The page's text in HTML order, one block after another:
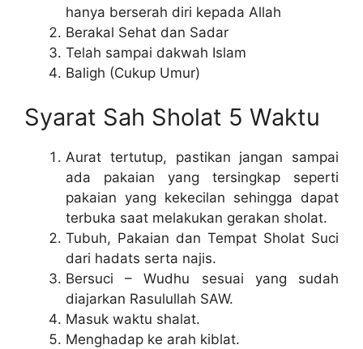
hanya berserah diri kepada Allah
Berakal Sehat dan Sadar
Telah sampai dakwah Islam
Baligh (Cukup Umur)
Syarat Sah Sholat 5 Waktu
Aurat tertutup, pastikan jangan sampai
ada pakaian yang tersingkap seperti
pakaian yang kekecilan sehingga dapat
terbuka saat melakukan gerakan sholat.
Tubuh, Pakaian dan Tempat Sholat Suci
dari hadats serta najis.
Bersuci – Wudhu sesuai yang sudah
diajarkan Rasulullah SAW.
Masuk waktu shalat.
Menghadap ke arah kiblat.